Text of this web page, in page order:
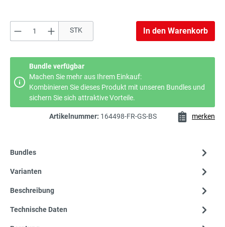
Produkt Anzahl: Gib den gewünschten
STK In den Warenkorb
Bundle verfügbar
Machen Sie mehr aus Ihrem Einkauf:
Kombinieren Sie dieses Produkt mit unseren Bundles und
sichern Sie sich attraktive Vorteile.
Artikelnummer: 164498-FR-GS-BS merken
Bundles
Varianten
Beschreibung
Technische Daten